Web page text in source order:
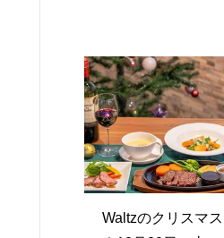
Waltzのクリスマ